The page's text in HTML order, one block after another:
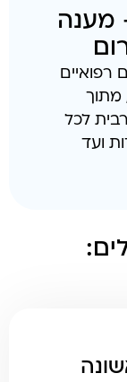
מענה
רפואיים
מתוך
לכל
ועד